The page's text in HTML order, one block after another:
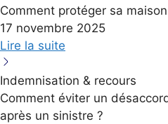
Comment protéger sa
17 novembre 2025
Lire la suite
Indemnisation & recours
Comment éviter un
après un sinistre ?